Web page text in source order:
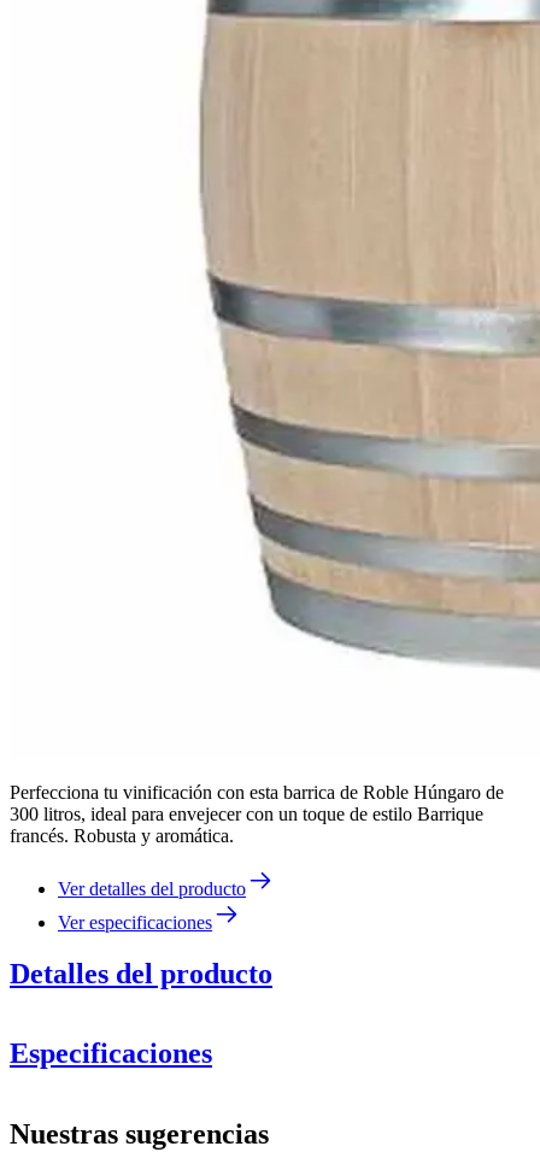
Perfecciona tu vinificación con esta barrica de Roble Húngaro de
300 litros, ideal para envejecer con un toque de estilo Barrique
francés. Robusta y aromática.
Ver detalles del producto
Ver especificaciones
Detalles del producto
Especificaciones
Número de productoUVZF300-H
Nuestras sugerencias